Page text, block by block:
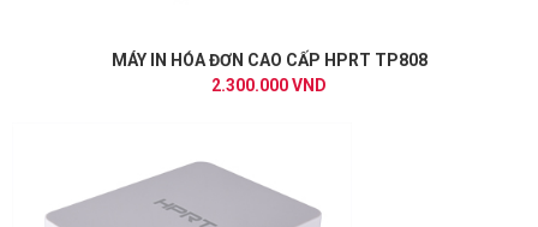
MÁY IN HÓA ĐƠN CAO CẤP HPRT TP808
2.300.000 VND